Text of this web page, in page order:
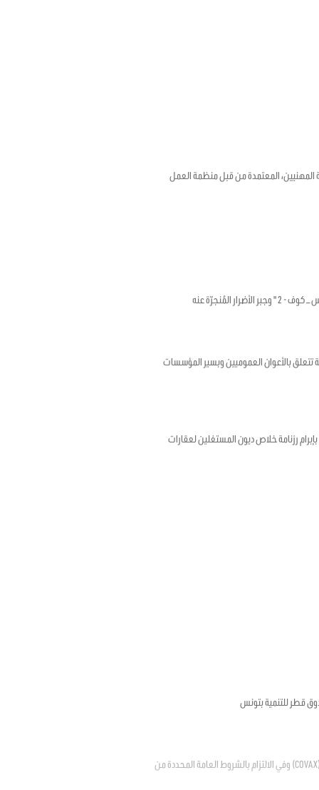
بشأن الإطار الترويجي للصحة والسلامة المهنيين، المعتمدة من قبل منظمة العمل
عنه
في 17 أفريل 2020 المتعلق بضبط أحكام استثنائية تتعلق بالأعوان العموميين وبسير المؤسسات
في 12 ماي 2020 المتعلق بتمديد الأجل المتعلق بإبرام رزنامة خلاص ديون المستغلين لعقارات
قطر للتنمية بتونس
يتعلق بالترخيص للدولة في الانضمام إلى المبادرة العالمية لتسهيل إتاحة اللقاحات ضد فيروس كوفيد – 19 "كوفاكس" (COVAX) وفي الالتزام بالشروط العامة المحددة من